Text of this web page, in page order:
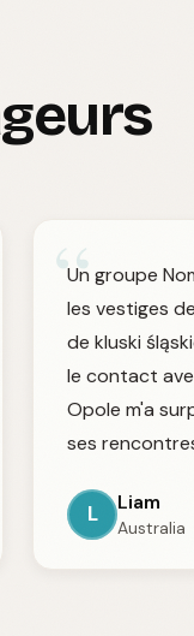
“
Un groupe
les vestiges
de kluski
le contact
Opole m'a
ses
L Liam
Australia